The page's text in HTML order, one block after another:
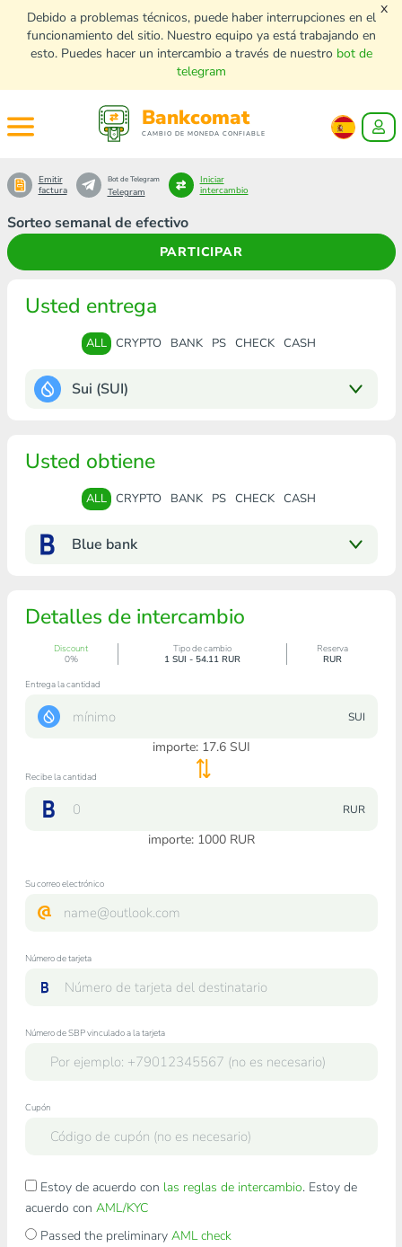
Debido a problemas técnicos, puede haber interrupciones en el
funcionamiento del sitio. Nuestro equipo ya está trabajando en
esto. Puedes hacer un intercambio a través de nuestro bot de
telegram
x
Bankcomat
CAMBIO DE MONEDA CONFIABLE
Sorteo semanal de efectivo
PARTICIPAR
Emitir
factura
Bot de Telegram
Telegram
Iniciar
intercambio
Usted entrega
ALL CRYPTO BANK PS CHECK CASH
Sui (SUI)
Usted obtiene
ALL CRYPTO BANK PS CHECK CASH
Blue bank
Detalles de intercambio
Discount
0%
Tipo de cambio
1 SUI - 54.11 RUR
Reserva
RUR
Entrega la cantidad
SUI
importe: 17.6SUI
Recibe la cantidad
RUR
importe: 1000RUR
Su correo electrónico
Número de tarjeta
Número de SBP vinculado a la tarjeta
Cupón
Estoy de acuerdo con las reglas de intercambio. Estoy de
acuerdo con AML/KYC
Passed the preliminary AML check